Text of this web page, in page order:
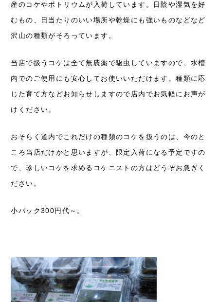
産のコケやボトリウムが入荷しています。日陰や湿気を好
むもの、日当たりのいい場所や乾燥にも強いものなどなど
沢山の種類がそろっています。
当店で扱うコケは全て無農薬で駆虫していますので、水槽
内でのご使用にも安心してお使いいただけます。種類に応
じた育て方などお知らせしますので店内でお気軽にお声が
けください。
おそらく道内でこれだけの種類のコケを扱うのは、今のと
ころ当店だけかと思いますが、限定入荷になる予定ですの
で、珍しいコケを求めるコケニストの方はどうぞお急ぎく
ださい。
小パック300円代～。